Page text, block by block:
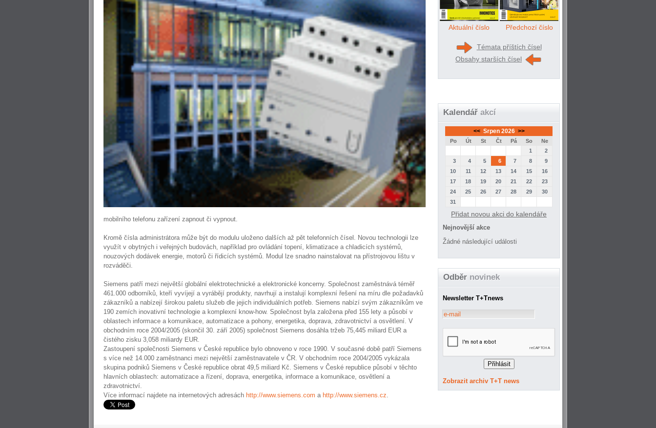
mobilního telefonu zařízení zapnout či vypnout.
Kromě čísla administrátora může být do modulu uloženo dalších až pět telefonních čísel. Novou technologii lze
využít v obytných i veřejných budovách, například pro ovládání topení, klimatizace a chladicích systémů,
nouzových dodávek energie, motorů či řídicích systémů. Modul lze snadno nainstalovat na přístrojovou lištu v
rozváděči.
Siemens patří mezi největší globální elektrotechnické a elektronické koncerny. Společnost zaměstnává téměř
461.000 odborníků, kteří vyvíjejí a vyrábějí produkty, navrhují a instalují komplexní řešení na míru dle požadavků
zákazníků a nabízejí širokou paletu služeb dle jejich individuálních potřeb. Siemens nabízí svým zákazníkům ve
190 zemích inovativní technologie a komplexní know-how. Společnost byla založena před 155 lety a působí v
oblastech informace a komunikace, automatizace a pohony, energetika, doprava, zdravotnictví a osvětlení. V
obchodním roce 2004/2005 (skončil 30. září 2005) společnost Siemens dosáhla tržeb 75,445 miliard EUR a
čistého zisku 3,058 miliardy EUR.
Zastoupení společnosti Siemens v České republice bylo obnoveno v roce 1990. V současné době patří Siemens
s více než 14.000 zaměstnanci mezi největší zaměstnavatele v ČR. V obchodním roce 2004/2005 vykázala
skupina podniků Siemens v České republice obrat 49,5 miliard Kč. Siemens v České republice působí v těchto
hlavních oblastech: automatizace a řízení, doprava, energetika, informace a komunikace, osvětlení a
zdravotnictví.
Více informací najdete na internetových adresách http://www.siemens.com a http://www.siemens.cz.
Aktuální číslo Předchozí číslo
Témata příštích čísel
Obsahy starších čísel
Kalendář akcí
<< Srpen 2026 >>
Po Út St Čt Pá So
Ne
1
2
3
4 5 6 7 8
9
10
11 12 13 14 15
16
17
18 19 20 21 22
23
24
25 26 27 28 29
30
31
Přidat novou akci do kalendáře
Nejnovější akce
Žádné následující události
Odběr novinek
Newsletter T+Tnews
Zobrazit archiv T+T news